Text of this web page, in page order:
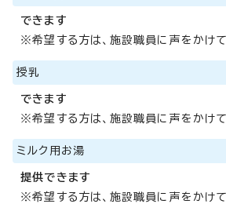
できます
※希望する方は、施設職員に声をかけ
授乳
できます
※希望する方は、施設職員に声をかけ
ミルク用お湯
提供できます
※希望する方は、施設職員に声をかけ